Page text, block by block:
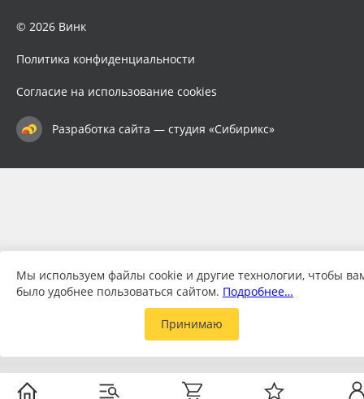
© 2026 Винк
Политика конфиденциальности
Согласие на использование cookies
Разработка сайта — студия «Сибирикс»
Мы используем файлы cookie и другие технологии, чтобы
было удобнее пользоваться сайтом. Подробнее…
Принимаю